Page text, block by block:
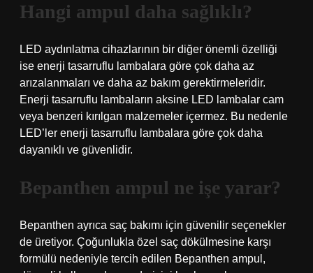
Hangi ampul daha sağlıklı?
LED aydınlatma cihazlarının bir diğer önemli özelliği
ise enerji tasarruflu lambalara göre çok daha az
arızalanmaları ve daha az bakım gerektirmeleridir.
Enerji tasarruflu lambaların aksine LED lambalar cam
veya benzeri kırılgan malzemeler içermez. Bu nedenle
LED’ler enerji tasarruflu lambalara göre çok daha
dayanıklı ve güvenlidir.
Bepanthen ampul ne işe yarar?
Bepanthen ayrıca saç bakımı için güvenilir seçenekler
de üretiyor. Çoğunlukla özel saç dökülmesine karşı
formülü nedeniyle tercih edilen Bepanthen ampul,